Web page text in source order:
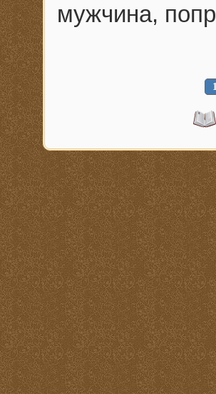
мужчина,